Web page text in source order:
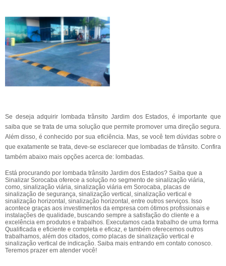
Se deseja adquirir lombada trânsito Jardim dos Estados, é importante que
saiba que se trata de uma solução que permite promover uma direção segura.
Além disso, é conhecido por sua eficiência. Mas, se você tem dúvidas sobre o
que exatamente se trata, deve-se esclarecer que lombadas de trânsito. Confira
também abaixo mais opções acerca de: lombadas.
Está procurando por lombada trânsito Jardim dos Estados? Saiba que a
Sinalizar Sorocaba oferece a solução no segmento de sinalização viária,
como, sinalização viária, sinalização viária em Sorocaba, placas de
sinalização de segurança, sinalização vertical, sinalização vertical e
sinalização horizontal, sinalização horizontal, entre outros serviços. Isso
acontece graças aos investimentos da empresa com ótimos profissionais e
instalações de qualidade, buscando sempre a satisfação do cliente e a
excelência em produtos e trabalhos. Executamos cada trabalho de uma forma
Qualificada e eficiente e completa e eficaz, e também oferecemos outros
trabalhamos, além dos citados, como placas de sinalização vertical e
sinalização vertical de indicação. Saiba mais entrando em contato conosco.
Teremos prazer em atender você!